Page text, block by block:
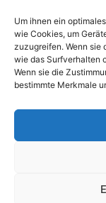
Um ihnen ein
wie Cookies, um
zuzugreifen. Wenn sie
wie das Surfverhalten
Wenn sie die
bestimmte Merkmale
Prüfung